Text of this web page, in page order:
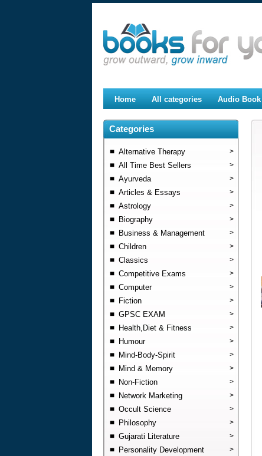
Home All categories Audio Book
Categories
Alternative Therapy >
All Time Best Sellers >
Ayurveda >
Articles & Essays >
Astrology >
Biography >
Business & Management >
Children >
Classics >
Competitive Exams >
Computer >
Fiction >
GPSC EXAM >
Health,Diet & Fitness >
Humour >
Mind-Body-Spirit >
Mind & Memory >
Non-Fiction >
Network Marketing >
Occult Science >
Philosophy >
Gujarati Literature >
Personality Development >